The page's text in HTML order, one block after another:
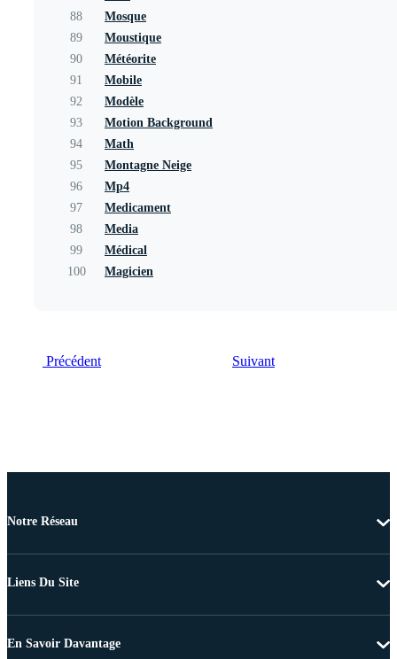
88
Mosque
89
Moustique
90
Météorite
91
Mobile
92
Modèle
93
Motion Background
94
Math
95
Montagne Neige
96
Mp4
97
Medicament
98
Media
99
Médical
100
Magicien
Précédent Suivant
Notre Réseau
Liens Du Site
En Savoir Davantage